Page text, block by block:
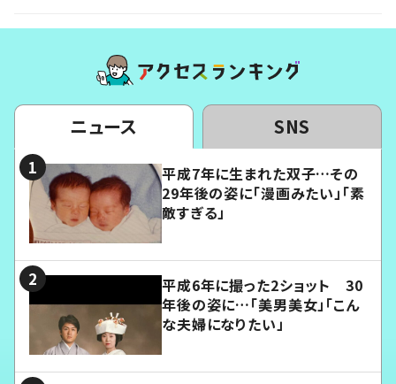
ニュース SNS
平成7年に生まれた双子…その
29年後の姿に「漫画みたい」「素
敵すぎる」
平成6年に撮った2ショット 30
年後の姿に…「美男美女」「こん
な夫婦になりたい」